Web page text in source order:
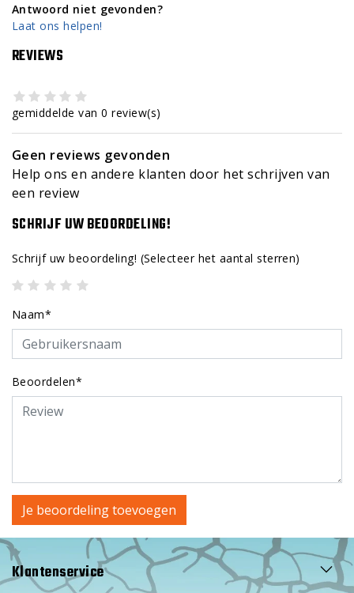
Antwoord niet gevonden?
Laat ons helpen!
REVIEWS
gemiddelde van 0 review(s)
Geen reviews gevonden
Help ons en andere klanten door het schrijven van
een review
SCHRIJF UW BEOORDELING!
Schrijf uw beoordeling! (Selecteer het aantal sterren)
Naam*
Beoordelen*
Je beoordeling toevoegen
Klantenservice